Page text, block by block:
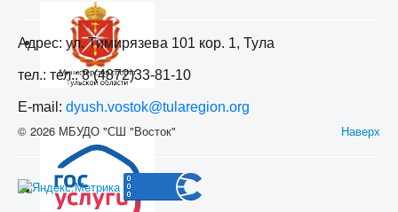
Адрес: ул. Тимирязева 101 кор. 1, Тула
тел.: тел.: 8 (4872)33-81-10
E-mail: dyush.vostok@tularegion.org
Наверх
© 2026 МБУДО "СШ "Восток"